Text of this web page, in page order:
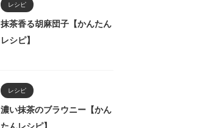
レシピ
抹茶香る胡麻団子【かんたん
レシピ】
レシピ
濃い抹茶のブラウニー【かん
たんレシピ】